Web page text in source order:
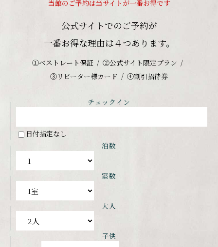
当館のご予約は当サイトが一番お得です
公式サイトでのご予約が
一番お得な理由は４つあります。
①ベストレート保証
②公式サイト限定プラン
③リピーター様カード
④割引招待券
チェックイン
日付指定なし
泊数
室数
大人
子供